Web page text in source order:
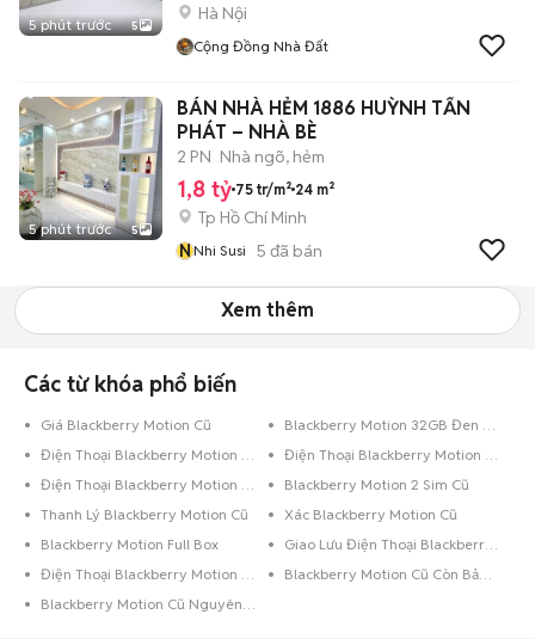
5 phút trước 5
Hà Nội
Cộng Đồng Nhà Đất
5 phút trước 5
BÁN NHÀ HẺM 1886 HUỲNH TẤN
PHÁT – NHÀ BÈ
2 PN Nhà ngõ, hẻm
1,8 tỷ 75 tr/m² 24 m²
Tp Hồ Chí Minh
NNhi Susi 5 đã bán
Xem thêm
Các từ khóa phổ biến
Giá Blackberry Motion Cũ
Blackberry Motion 32GB Đen Quốc Tế
Điện Thoại Blackberry Motion 32GB Xám
Điện Thoại Blackberry Motion 32GB Đen Bóng
Điện Thoại Blackberry Motion 32GB Đen
Blackberry Motion 2 Sim Cũ
Thanh Lý Blackberry Motion Cũ
Xác Blackberry Motion Cũ
Blackberry Motion Full Box
Giao Lưu Điện Thoại Blackberry Motion
Điện Thoại Blackberry Motion Trả Góp
Blackberry Motion Cũ Còn Bảo Hành
Blackberry Motion Cũ Nguyên Zin